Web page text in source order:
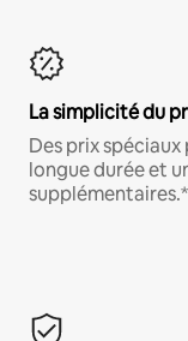
La simplicité du
Des prix
longue durée et
supplémentaires.*